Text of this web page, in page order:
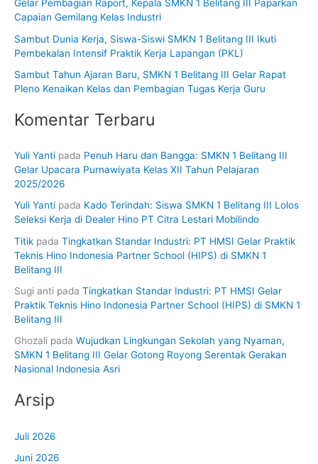
k
Gelar Pembagian Raport, Kepala SMKN 1 Belitang III Paparkan
Capaian Gemilang Kelas Industri
Sambut Dunia Kerja, Siswa-Siswi SMKN 1 Belitang III Ikuti
Pembekalan Intensif Praktik Kerja Lapangan (PKL)
Sambut Tahun Ajaran Baru, SMKN 1 Belitang III Gelar Rapat
Pleno Kenaikan Kelas dan Pembagian Tugas Kerja Guru
Komentar Terbaru
Yuli Yanti pada Penuh Haru dan Bangga: SMKN 1 Belitang III
Gelar Upacara Purnawiyata Kelas XII Tahun Pelajaran
2025/2026
Yuli Yanti pada Kado Terindah: Siswa SMKN 1 Belitang III Lolos
Seleksi Kerja di Dealer Hino PT Citra Lestari Mobilindo
Titik pada Tingkatkan Standar Industri: PT HMSI Gelar Praktik
Teknis Hino Indonesia Partner School (HIPS) di SMKN 1
Belitang III
Sugi anti pada Tingkatkan Standar Industri: PT HMSI Gelar
Praktik Teknis Hino Indonesia Partner School (HIPS) di SMKN 1
Belitang III
Ghozali pada Wujudkan Lingkungan Sekolah yang Nyaman,
SMKN 1 Belitang III Gelar Gotong Royong Serentak Gerakan
Nasional Indonesia Asri
Arsip
Juli 2026
Juni 2026